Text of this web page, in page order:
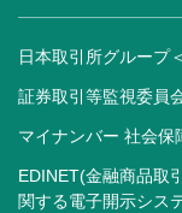
日本取引所グループ
証券取引等監視委員
マイナンバー 社会保
EDINET(金融商品取
関する電子開示シス